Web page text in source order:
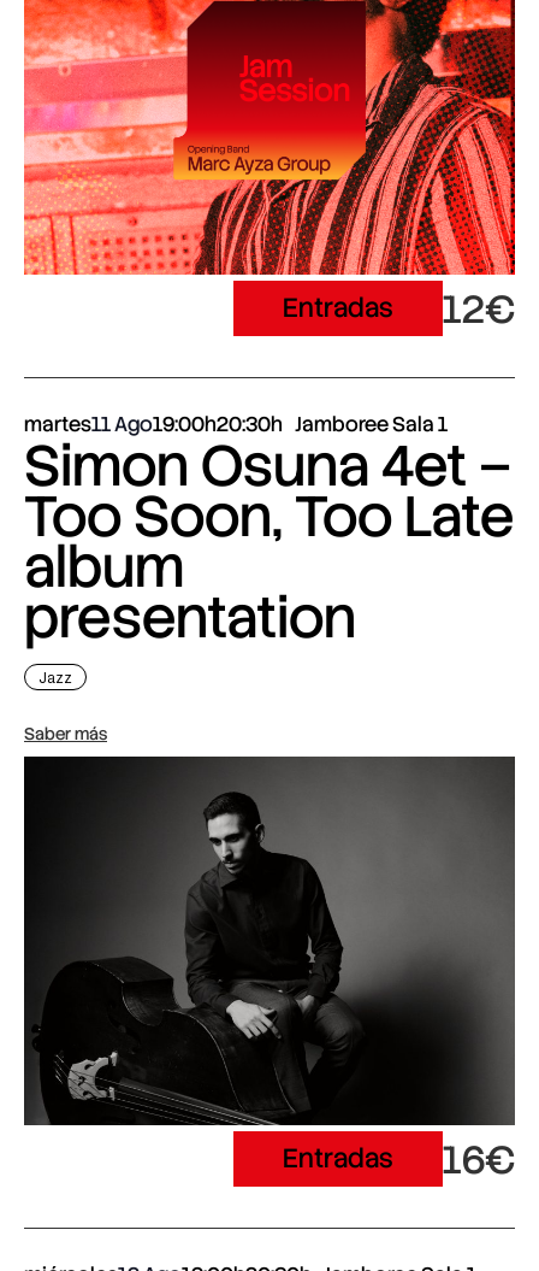
Entradas 12€
martes11 Ago19:00h20:30h Jamboree Sala 1
Simon Osuna 4et –
Too Soon, Too Late
album
presentation
Jazz
Saber más
Entradas 16€